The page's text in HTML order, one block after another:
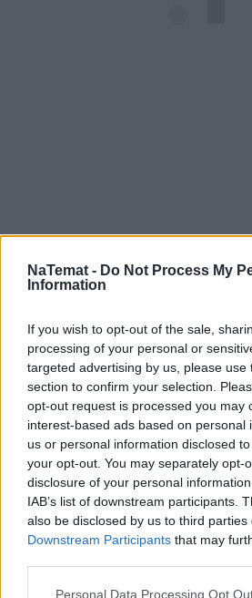
NaTemat - Do Not Process My
Information
If you wish to opt-out of the sale,
processing of your personal or
targeted advertising by us, please use
section to confirm your selection.
opt-out request is processed you may
interest-based ads based on personal
us or personal information disclosed
your opt-out. You may separately opt-
disclosure of your personal
IAB’s list of downstream participants.
also be disclosed by us to third parties
Downstream Participants that may
Personal Data Processing Opt
Sytuacja na Bliskim Wschodzie
Cieśninie Ormuz, a obawy
wewnętrzne spięcia z irańską
Wojna może trwać jeszcze
oznacza niepowetowane straty
gospodarki i ceny ropy, które
Saudyjskiej już w maju mogą
baryłkę.  Impuls inflacyjny
będzie znaczący na tyle, by
choć rynek już dziś musi
scenariusza; rynki pieniężne